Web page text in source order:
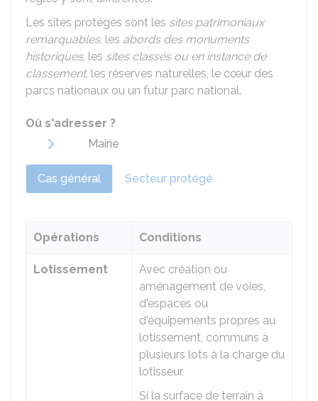
Les sites protégés sont les sites patrimoniaux
remarquables, les abords des monuments
historiques, les sites classés ou en instance de
classement, les réserves naturelles, le cœur des
parcs nationaux ou un futur parc national.
Où s'adresser ?
Mairie
Cas général Secteur protégé
Opérations Conditions
Lotissement
Avec création ou
aménagement de voies,
d'espaces ou
d'équipements propres au
lotissement, communs à
plusieurs lots à la charge du
lotisseur.
Si la surface de terrain à